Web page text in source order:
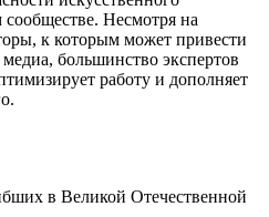
Несмотря на
к которым может привести
большинство экспертов
работу и дополняет
в Великой Отечественной